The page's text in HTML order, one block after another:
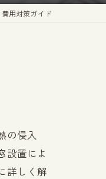
用対策ガイド
の侵入
設置によ
詳しく解